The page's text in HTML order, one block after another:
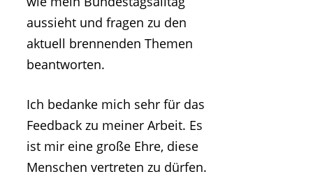
aussieht und fragen zu den
aktuell brennenden Themen
beantworten.
Ich bedanke mich sehr für das
Feedback zu meiner Arbeit. Es
ist mir eine große Ehre, diese
Menschen vertreten zu dürfen.